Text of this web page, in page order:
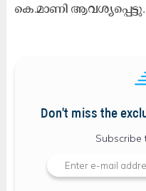
കെ.മാണി ആവശ്യപ്പെട്ടു.
Don't miss the
Subscribe